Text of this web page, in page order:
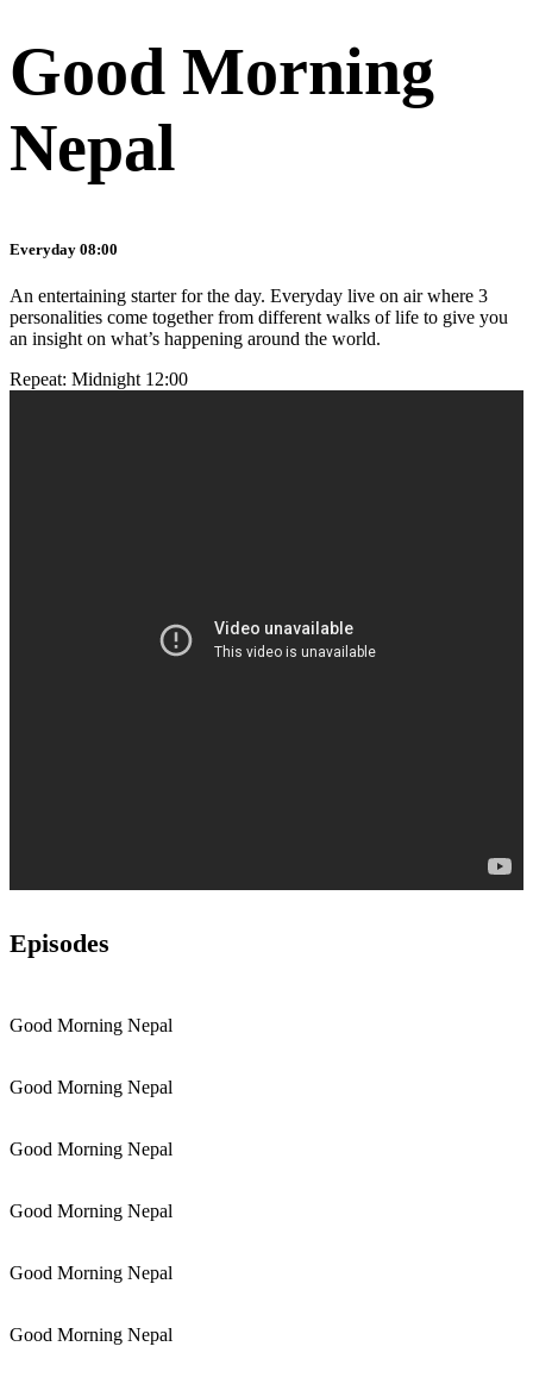
Good Morning
Nepal
Everyday 08:00
An entertaining starter for the day. Everyday live on air where 3
personalities come together from different walks of life to give you
an insight on what’s happening around the world.
Repeat: Midnight 12:00
Episodes
Good Morning Nepal
Good Morning Nepal
Good Morning Nepal
Good Morning Nepal
Good Morning Nepal
Good Morning Nepal